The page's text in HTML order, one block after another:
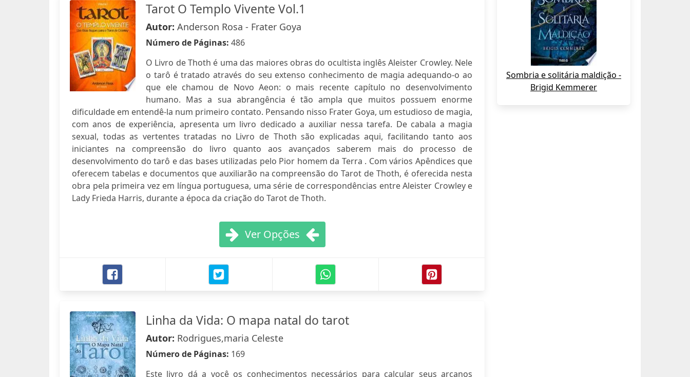
Tarot O Templo Vivente Vol.1
Autor: Anderson Rosa - Frater Goya
Número de Páginas: 486
O Livro de Thoth é uma das maiores obras do ocultista inglês Aleister Crowley. Nele
o tarô é tratado através do seu extenso conhecimento de magia adequando-o ao
que ele chamou de Novo Aeon: o mais recente capítulo no desenvolvimento
humano. Mas a sua abrangência é tão ampla que muitos possuem enorme
dificuldade em entendê-la num primeiro contato. Pensando nisso Frater Goya, um estudioso de magia,
com anos de experiência, apresenta um livro dedicado a auxiliar nessa tarefa. De cabala a magia
sexual, todas as vertentes tratadas no Livro de Thoth são explicadas aqui, facilitando tanto aos
iniciantes na compreensão do livro quanto aos avançados saberem mais do processo de
desenvolvimento do tarô e das bases utilizadas pelo Pior homem da Terra . Com vários Apêndices que
oferecem tabelas e documentos que auxiliarão na compreensão do Tarot de Thoth, é oferecida nesta
obra pela primeira vez em língua portuguesa, uma série de correspondências entre Aleister Crowley e
Lady Frieda Harris, durante a época da criação do Tarot de Thoth.
Ver Opções
Linha da Vida: O mapa natal do tarot
Autor: Rodrigues,maria Celeste
Número de Páginas: 169
Este livro dá a você os conhecimentos necessários para calcular seus arcanos
Sombria e solitária maldição -
Brigid Kemmerer